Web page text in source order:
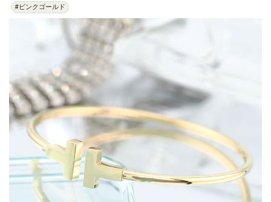
#ピンクゴールド